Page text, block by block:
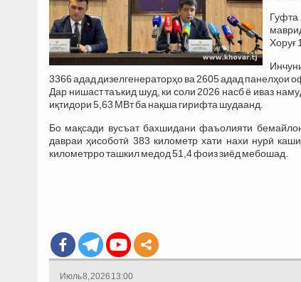
Хоруғ
3366 адад дизелгенераторҳо ва 2605 адад панелҳои
Дар нишаст таъкид шуд, ки соли 2026 насб ё иваз
иқтидори 5,63 МВт ба нақша гирифта шудаанд.
Бо мақсади вусъат бахшидани фаъолияти
давраи ҳисоботӣ 383 километр хати нахи нурӣ
километрро ташкил медод 51,4 фоиз зиёд мебошад.
Июль 8, 2026 13:00